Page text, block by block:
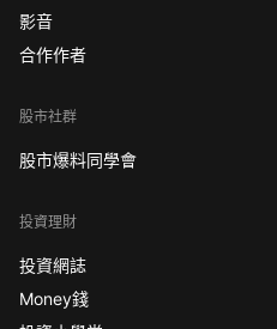
影音
合作作者
股市社群
股市爆料同學會
投資理財
投資網誌
Money錢